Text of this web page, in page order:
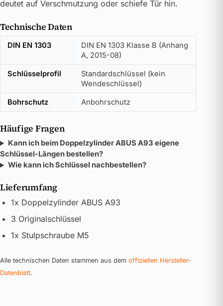
deutet auf Verschmutzung oder schiefe Tür hin.
Technische Daten
DIN EN 1303
DIN EN 1303 Klasse B (Anhang
A, 2015-08)
Schlüsselprofil
Standardschlüssel (kein
Wendeschlüssel)
Bohrschutz Anbohrschutz
Häufige Fragen
Kann ich beim Doppelzylinder ABUS A93 eigene
Schlüssel-Längen bestellen?
Wie kann ich Schlüssel nachbestellen?
Lieferumfang
1x Doppelzylinder ABUS A93
3 Originalschlüssel
1x Stulpschraube M5
Alle technischen Daten stammen aus dem offiziellen Hersteller-
Datenblatt.